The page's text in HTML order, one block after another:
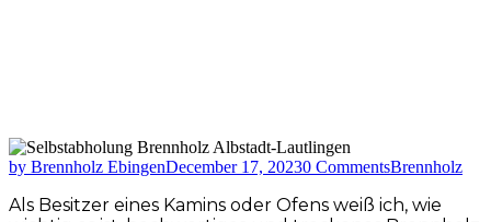
by Brennholz EbingenDecember 17, 20230 CommentsBrennholz
Als Besitzer eines Kamins oder Ofens weiß ich, wie